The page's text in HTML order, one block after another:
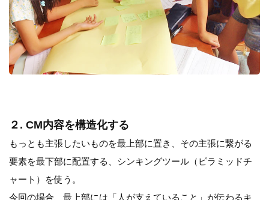
２. CM内容を構造化する
もっとも主張したいものを最上部に置き、その主張に繋がる
要素を最下部に配置する、シンキングツール（ピラミッドチ
ャート）を使う。
今回の場合、最上部には「人が支えていること」が伝わるキ